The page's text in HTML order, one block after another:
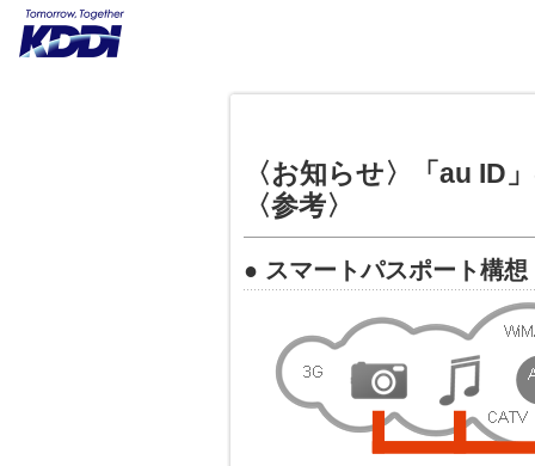
〈お知らせ〉「au ID
〈参考〉
● スマートパスポート構